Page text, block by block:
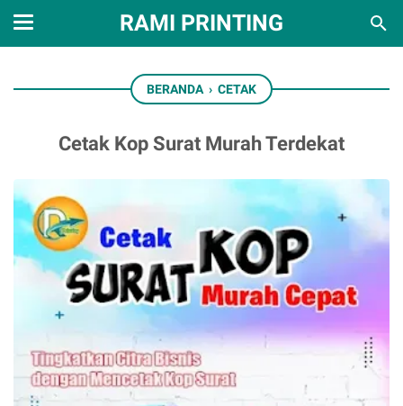
RAMI PRINTING
BERANDA › CETAK
Cetak Kop Surat Murah Terdekat